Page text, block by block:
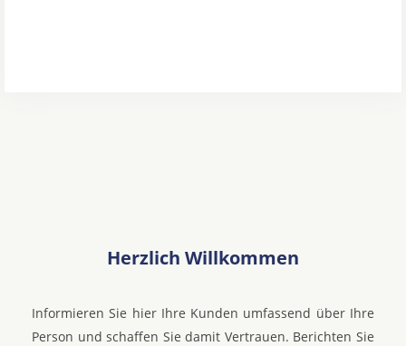
Herzlich Willkommen
Informieren Sie hier Ihre Kunden umfassend über Ihre
Person und schaffen Sie damit Vertrauen. Berichten Sie